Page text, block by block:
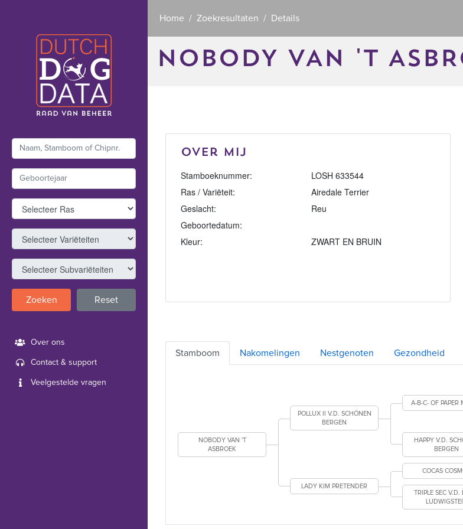
Zoeken Reset
Over ons
Contact & support
Veelgestelde vragen
Home Zoekresultaten Details
NOBODY VAN 'T
Over mij
Stamboeknummer:
LOSH 633544
Ras / Variëteit:
Airedale Terrier
Geslacht:
Reu
Geboortedatum:
Kleur:
ZWART EN BRUIN
Stamboom Nakomelingen Nestgenoten Gezondheid
NOBODY VAN 'T
ASBROEK
POLLUX II V.D. SCHÖNEN
BERGEN
A-B-C- OF PAPER
HAPPY V.D.
BERGEN
LADY KIM PRETENDER
COCAS
TRIPLE SEC V.D.